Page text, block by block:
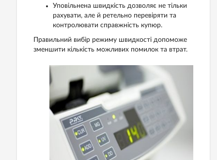
Уповільнена швидкість дозволяє не тільки
рахувати, але й ретельно перевіряти та
контролювати справжність купюр.
Правильний вибір режиму швидкості допоможе
зменшити кількість можливих помилок та втрат.